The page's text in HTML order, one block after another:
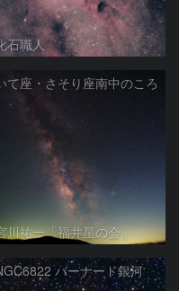
石職人
て座・さそり座南中のころ
川祐一「福井星の会」
バーナード銀河